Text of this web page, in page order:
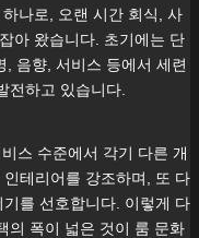
하나로, 오랜 시간 회식, 사
아 왔습니다. 초기에는 단
, 음향, 서비스 등에서 세련
전하고 있습니다.
스 수준에서 각기 다른 개
테리어를 강조하며, 또 다
를 선호합니다. 이렇게 다
의 폭이 넓은 것이 룸 문화